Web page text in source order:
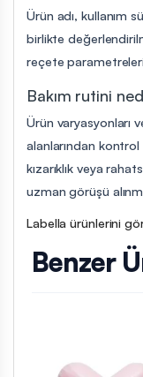
Ürün adı, kullanım
birlikte
reçete
Bakım rutini
Ürün varyasyonları
alanlarından kontrol
kızarıklık veya
uzman görüşü
Labella ürünlerini
Benzer